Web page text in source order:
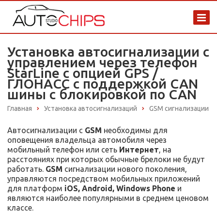
Установка автосигнализации с
управлением через телефон
StarLine с опцией GPS /
ГЛОНАСС с поддержкой CAN
шины с блокировкой по CAN
Главная Установка автосигнализаций GSM сигнализации
Автосигнализации с GSM необходимы для
оповещения владельца автомобиля через
мобильный телефон или сеть Интернет, на
расстояниях при которых обычные брелоки не будут
работать. GSM сигнализации нового поколения,
управляются посредством мобильных приложений
для платформ iOS, Android, Windows Phone и
являются наиболее популярными в среднем ценовом
классе.